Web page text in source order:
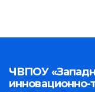
ЧВПОУ
инновационно-